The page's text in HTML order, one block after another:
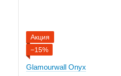
Акция
−15%
Glamourwall Onyx